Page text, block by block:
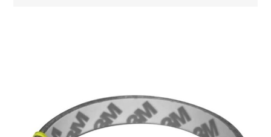
Ремонт инструмента марки Makita
Производители